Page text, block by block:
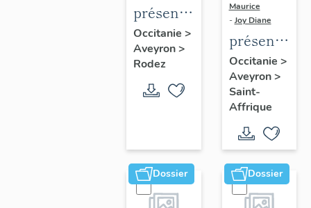
présentation
de
l'étude
des
cimetières
agglomération
Occitanie >
Aveyron>
Rodez
Maurice
-Joy Diane
de l'aire
d'étude :
diagnostic
patrimonial
de l'îlot
Voltaire
Occitanie >
Aveyron>
Saint-
Affrique
Dossier Dossier